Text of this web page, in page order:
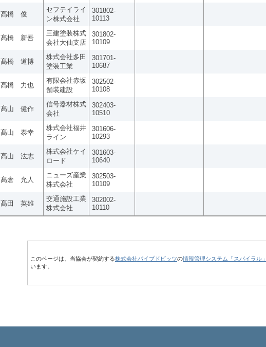
髙橋 俊
セフテイライ
ン株式会社
301802-
10113
髙橋 新吾
三建塗装株式
会社大仙支店
301802-
10109
髙橋 道博
株式会社多田
塗装工業
301701-
10687
髙橋 力也
有限会社赤坂
舗装建設
302502-
10108
髙山 健作
信号器材株式
会社
302403-
10510
髙山 泰幸
株式会社福井
ライン
301606-
10293
髙山 法志
株式会社ケイ
ロード
301603-
10640
髙倉 允人
ニューズ産業
株式会社
302503-
10109
髙田 英雄
交通施設工業
株式会社
302002-
10110
このページは、当協会が契約する株式会社パイプドビッツの情報管理システム「スパイラル」
います。